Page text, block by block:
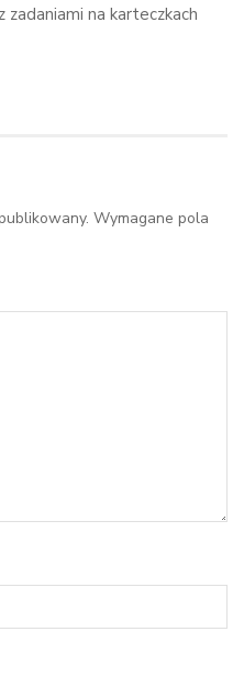
zadaniami na karteczkach
Wymagane pola